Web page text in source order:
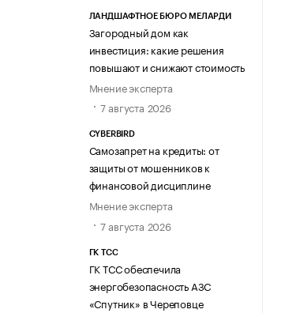
ЛАНДШАФТНОЕ БЮРО МЕЛАРДИ
Загородный дом как
инвестиция: какие решения
повышают и снижают стоимость
Мнение эксперта
7 августа 2026
CYBERBIRD
Самозапрет на кредиты: от
защиты от мошенников к
финансовой дисциплине
Мнение эксперта
7 августа 2026
ГК ТСС
ГК ТСС обеспечила
энергобезопасность АЗС
«Спутник» в Череповце